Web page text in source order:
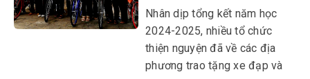
Thị Yên (thôn Tân Hiên, xã Sơn
Phước).
Nhân dịp tổng kết năm học
2024-2025, nhiều tổ chức
thiện nguyện đã về các địa
phương trao tặng xe đạp và